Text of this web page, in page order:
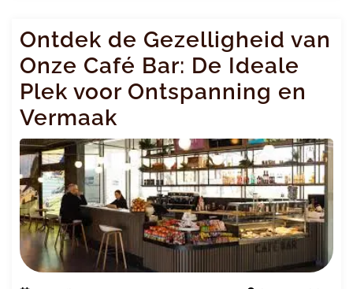
Ontdek de Gezelligheid van
Onze Café Bar: De Ideale
Plek voor Ontspanning en
Vermaak